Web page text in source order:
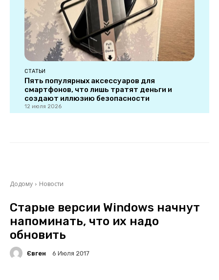
СТАТЬИ
Пять популярных аксессуаров для
смартфонов, что лишь тратят деньги и
создают иллюзию безопасности
12 июля 2026